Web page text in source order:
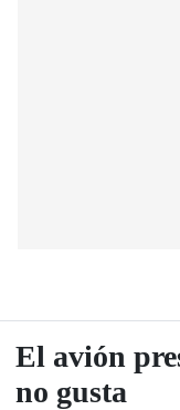
El avión
no gusta